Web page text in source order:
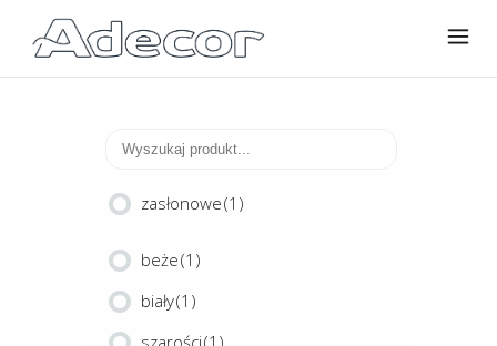
zasłonowe(1)
beże(1)
biały(1)
szarości(1)